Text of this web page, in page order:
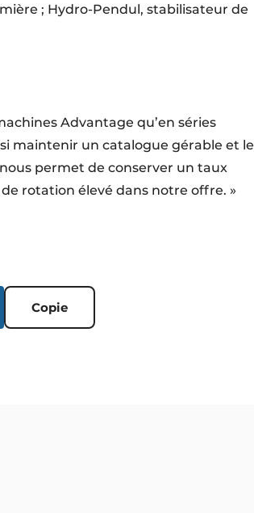
; Hydro-Pendul, stabilisateur de
Advantage qu’en séries
maintenir un catalogue gérable et le
permet de conserver un taux
rotation élevé dans notre offre. »
Copie